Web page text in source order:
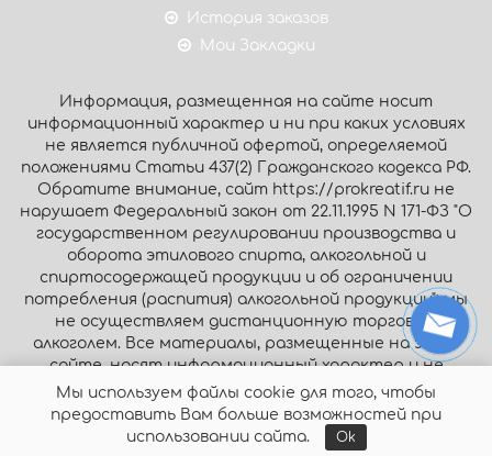
История заказов
Мои Закладки
Информация, размещенная на сайте носит
информационный характер и ни при каких условиях
не является публичной офертой, определяемой
положениями Статьи 437(2) Гражданского кодекса РФ.
Обратите внимание, сайт https://prokreatif.ru не
нарушает Федеральный закон от 22.11.1995 N 171-ФЗ "О
государственном регулировании производства и
оборота этилового спирта, алкогольной и
спиртосодержащей продукции и об ограничении
потребления (распития) алкогольной продукции": мы
не осуществляем дистанционную торговлю
алкоголем. Все материалы, размещенные на этом
сайте, носят информационный характер и не
являются публичной офертой.
© Интернет-магазин «Prokreatif.ru», 2026. Все права
защищены
Мы используем файлы cookie для того, чтобы
предоставить Вам больше возможностей при
использовании сайта.
Ok